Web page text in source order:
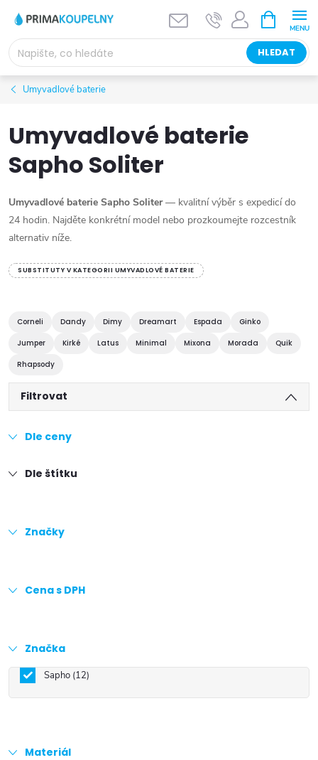
obsah
HLEDAT
NÁKUPNÍ
KOŠÍK
Umyvadlové baterie
Umyvadlové baterie
Sapho Soliter
Umyvadlové baterie Sapho Soliter— kvalitní výběr s expedicí do
24 hodin. Najděte konkrétní model nebo prozkoumejte rozcestník
alternativ níže.
SUBSTITUTY V KATEGORII UMYVADLOVÉ BATERIE
Corneli Dandy Dimy Dreamart Espada
Ginko
Jumper
Kirké Latus Minimal Mixona Morada
Quik
Rhapsody
Filtrovat
Dle ceny
Dle štítku
Značky
Cena s DPH
Značka
Sapho 12
Materiál